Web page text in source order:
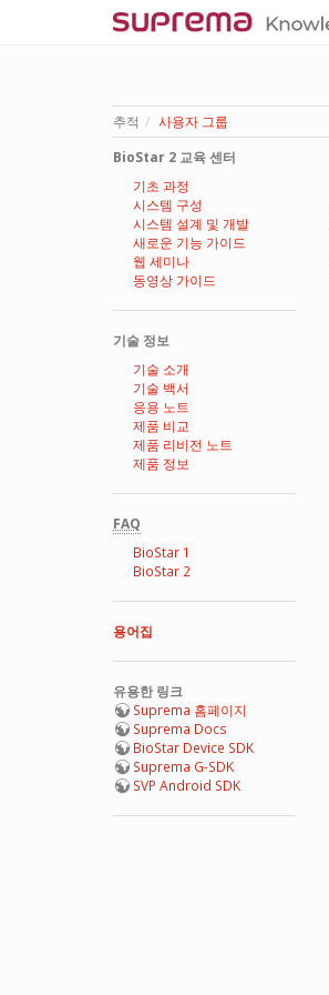
추적
사용자 그룹
BioStar 2 교육 센터
기초 과정
시스템 구성
시스템 설계 및 개발
새로운 기능 가이드
웹 세미나
동영상 가이드
기술 정보
기술 소개
기술 백서
응용 노트
제품 비교
제품 리비전 노트
제품 정보
FAQ
BioStar 1
BioStar 2
용어집
유용한 링크
Suprema 홈페이지
Suprema Docs
BioStar Device SDK
Suprema G-SDK
SVP Android SDK